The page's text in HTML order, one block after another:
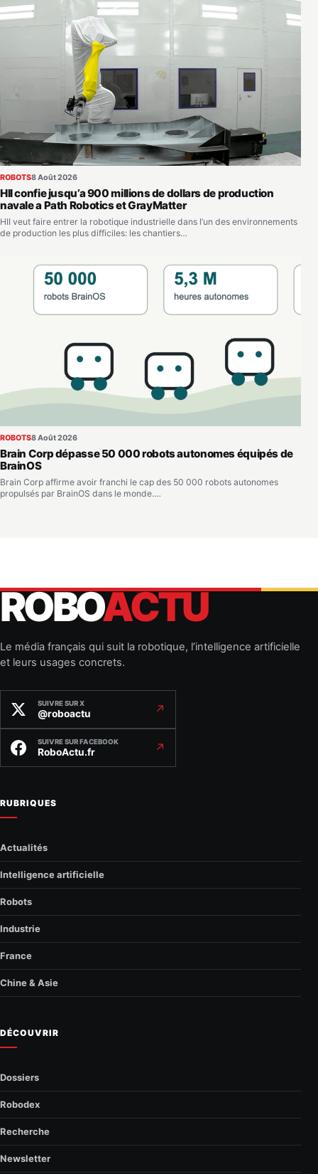
ROBOTS8 Août 2026
HII confie jusqu’a 900 millions de dollars de production
navale a Path Robotics et GrayMatter
HII veut faire entrer la robotique industrielle dans l’un des environnements
de production les plus difficiles: les chantiers…
ROBOTS8 Août 2026
Brain Corp dépasse 50 000 robots autonomes équipés de
BrainOS
Brain Corp affirme avoir franchi le cap des 50 000 robots autonomes
propulsés par BrainOS dans le monde.…
ROBOACTU
Le média français qui suit la robotique, l’intelligence artificielle
et leurs usages concrets.
SUIVRE SUR X
@roboactu ↗
SUIVRE SUR FACEBOOK
RoboActu.fr ↗
RUBRIQUES
Actualités
Intelligence artificielle
Robots
Industrie
France
Chine & Asie
DÉCOUVRIR
Dossiers
Robodex
Recherche
Newsletter